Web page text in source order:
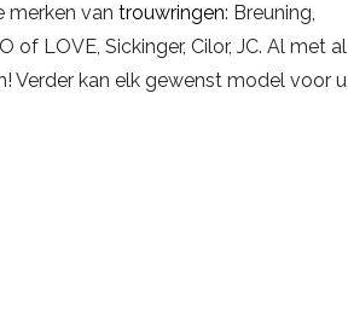
merken van trouwringen: Breuning,
of LOVE, Sickinger, Cilor, JC. Al met al
Verder kan elk gewenst model voor u